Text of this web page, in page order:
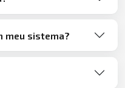
meu sistema?